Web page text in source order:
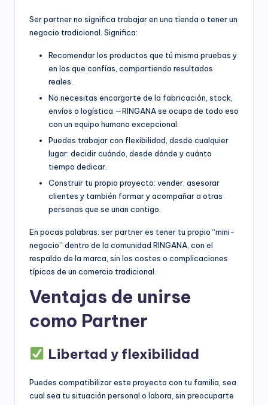
Ser partner no significa trabajar en una tienda o tener un
negocio tradicional. Significa:
Recomendar los productos que tú misma pruebas y
en los que confías, compartiendo resultados
reales.
No necesitas encargarte de la fabricación, stock,
envíos o logística —RINGANA se ocupa de todo eso
con un equipo humano excepcional.
Puedes trabajar con flexibilidad, desde cualquier
lugar: decidir cuándo, desde dónde y cuánto
tiempo dedicar.
Construir tu propio proyecto: vender, asesorar
clientes y también formar y acompañar a otras
personas que se unan contigo.
En pocas palabras: ser partner es tener tu propio “mini-
negocio” dentro de la comunidad RINGANA, con el
respaldo de la marca, sin los costes o complicaciones
típicas de un comercio tradicional.
Ventajas de unirse
como Partner
Libertad y flexibilidad
Puedes compatibilizar este proyecto con tu familia, sea
cual sea tu situación personal o labora, sin preocuparte